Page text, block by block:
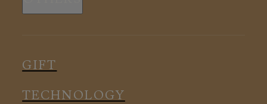
ルームウェア
アクセサリー
ルームウェア
アクセサリー
GIFT
TECHNOLOGY